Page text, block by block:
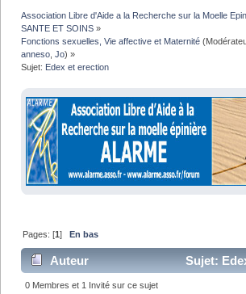
Association Libre d'Aide a la Recherche sur la Moelle
SANTE ET SOINS »
Fonctions sexuelles, Vie affective et Maternité
anneso ,Jo) »
Sujet: Edex et erection
Pages: [1] En bas
Auteur
Sujet:
(Lu 30437 fois)
0 Membres et 1 Invité sur ce sujet